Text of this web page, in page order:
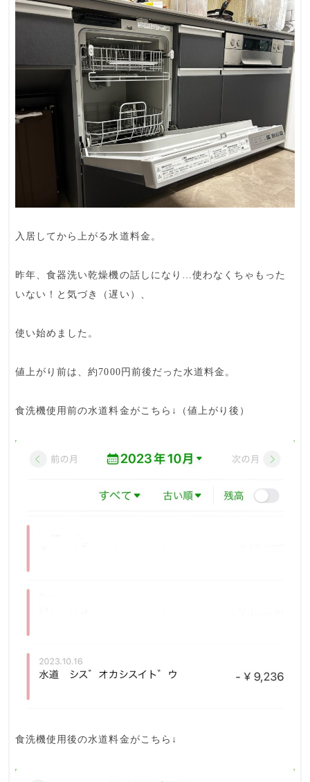
入居してから上がる水道料金。
昨年、食器洗い乾燥機の話しになり…使わなくちゃもった
いない！と気づき（遅い）、
使い始めました。
値上がり前は、約7000円前後だった水道料金。
食洗機使用前の水道料金がこちら↓（値上がり後）
食洗機使用後の水道料金がこちら↓